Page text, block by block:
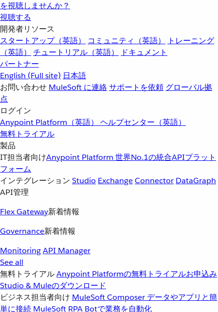
を視聴しませんか？
視聴する
開発者リソース
スタートアップ（英語）
コミュニティ（英語）
トレーニング
（英語）
チュートリアル（英語）
ドキュメント
パートナー
English (Full site) 日本語
お問い合わせ MuleSoft に連絡サポートを依頼 グローバル拠
点
ログイン
Anypoint Platform（英語） ヘルプセンター（英語）
無料トライアル
製品
IT担当者向けAnypoint Platform 世界No.1の統合APIプラット
フォーム
インテグレーション Studio ExchangeConnector DataGraph
API管理
Flex Gateway新着情報
Governance新着情報
MonitoringAPI Manager
See all
無料トライアルAnypoint Platformの無料トライアルお申込み
Studio & Muleのダウンロード
ビジネス担当者向け MuleSoft Composer データやアプリと簡
単に接続 MuleSoft RPA Botで業務を自動化